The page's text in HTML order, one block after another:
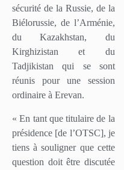
sécurité de la Russie, de la
Biélorussie, de l’Arménie,
du Kazakhstan, du
Kirghizistan et du
Tadjikistan qui se sont
réunis pour une session
ordinaire à Erevan.
« En tant que titulaire de la
présidence [de l’OTSC], je
tiens à souligner que cette
question doit être discutée